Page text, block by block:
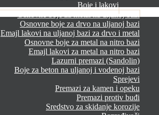
Boje i lakovi
Osnovne boje za metal na uljanoj bazi
Osnovne boje za drvo na uljanoj bazi
Emajl lakovi na uljanoj bazi za drvo i metal
Osnovne boje za metal na nitro bazi
Emajl lakovi za metal na nitro bazi
Lazurni premazi (Sandolin)
Boje za beton na uljanoj i vodenoj bazi
Sprejevi
Premazi za kamen i opeku
Premazi protiv buđi
Sredstvo za skidanje korozije